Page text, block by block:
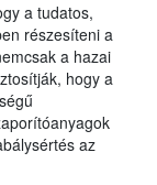
a tudatos,
részesíteni a
a hazai
hogy a
az